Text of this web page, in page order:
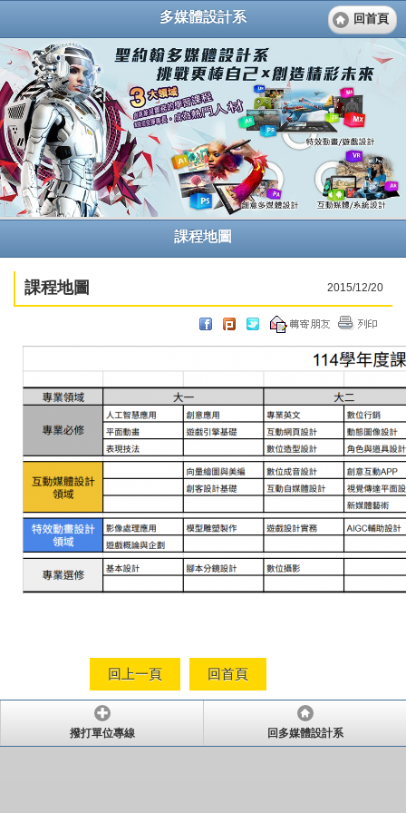
多媒體設計系 回首頁
課程地圖
課程地圖 2015/12/20
回上一頁 回首頁
撥打單位專線 回多媒體設計系